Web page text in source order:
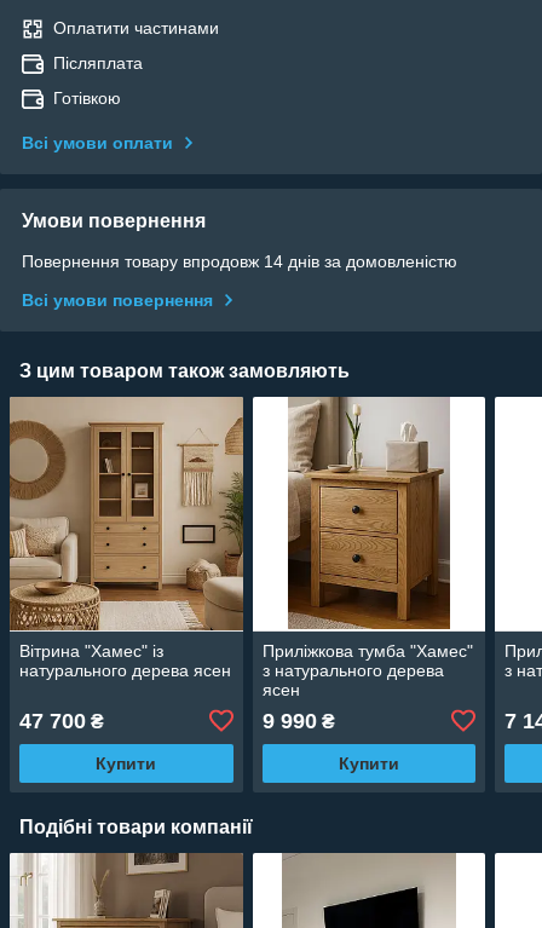
Оплатити частинами
Післяплата
Готівкою
Всі умови оплати
Умови повернення
Повернення товару впродовж 14 днів за домовленістю
Всі умови повернення
З цим товаром також замовляють
Вітрина "Хамес" із
натурального дерева ясен
47 700 ₴
Купити
Приліжкова тумба "Хамес"
з натурального дерева
ясен
9 990₴
Купити
з
7
Подібні товари компанії